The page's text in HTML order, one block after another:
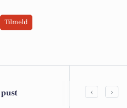
Tilmeld
Top 6 over
‹ ›